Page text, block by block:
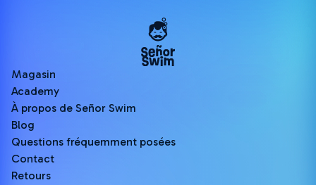
Magasin
Academy
À propos de Señor Swim
Blog
Questions fréquemment posées
Contact
Retours